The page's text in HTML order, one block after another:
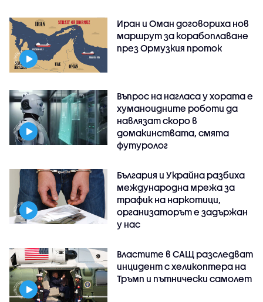
Иран и Оман договориха нов
маршрут за корабоплаване
през Ормузкия проток
Въпрос на нагласа у хората е
хуманоидните роботи да
навлязат скоро в
домакинствата, смята
футуролог
България и Украйна разбиха
международна мрежа за
трафик на наркотици,
организаторът е задържан
у нас
Властите в САЩ разследват
инцидент с хеликоптера на
Тръмп и пътнически самолет